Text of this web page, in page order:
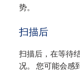
势。
扫描后
扫描后，在等待
况。 您可能会感